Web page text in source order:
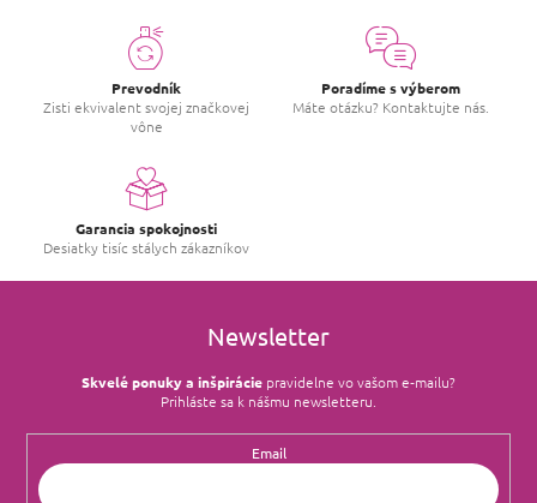
Prevodník
Zisti ekvivalent svojej značkovej
vône
Poradíme s výberom
Máte otázku? Kontaktujte nás.
Garancia spokojnosti
Desiatky tisíc stálych zákazníkov
Newsletter
Skvelé ponuky a inšpirácie pravidelne vo vašom e‑mailu?
Prihláste sa k nášmu newsletteru.
Email